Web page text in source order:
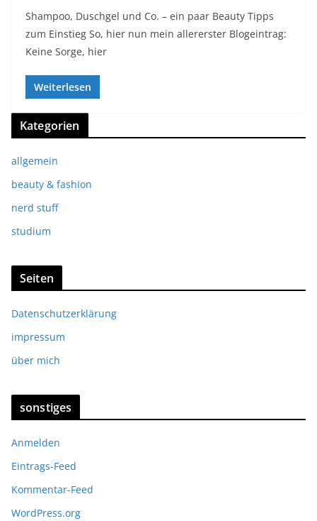
Shampoo, Duschgel und Co. – ein paar Beauty Tipps
zum Einstieg So, hier nun mein allererster Blogeintrag:
Keine Sorge, hier
Weiterlesen
Kategorien
allgemein
beauty & fashion
nerd stuff
studium
Seiten
Datenschutzerklärung
impressum
über mich
sonstiges
Anmelden
Eintrags-Feed
Kommentar-Feed
WordPress.org